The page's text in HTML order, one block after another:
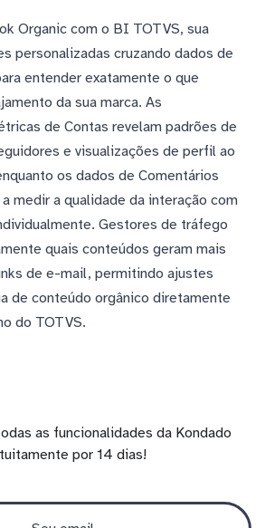
Organic com o BI TOTVS, sua
personalizadas cruzando dados de
entender exatamente o que
da sua marca. As
de Contas revelam padrões de
e visualizações de perfil ao
os dados de Comentários
medir a qualidade da interação com
Gestores de tráfego
quais conteúdos geram mais
de e-mail, permitindo ajustes
de conteúdo orgânico diretamente
do TOTVS.
as funcionalidades da Kondado
por 14 dias!